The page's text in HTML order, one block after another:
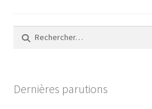
Rechercher :
Dernières parutions